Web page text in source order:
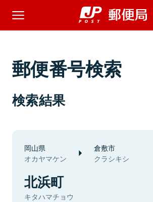
郵便番号検索
検索結果
岡山県
オカヤマケン
倉敷市
クラシキシ
北浜町
キタハマチョウ